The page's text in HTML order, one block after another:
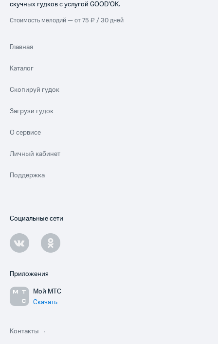
скучных гудков с услугой GOOD’OK.
Стоимость мелодий — от 75 ₽ / 30 дней
Главная
Каталог
Скопируй гудок
Загрузи гудок
О сервисе
Личный кабинет
Поддержка
Социальные сети
Приложения
Мой МТС
Скачать
Контакты